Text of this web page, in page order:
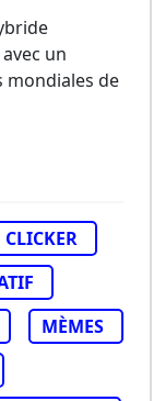
un
mondiales de
CLICKER
MÈMES